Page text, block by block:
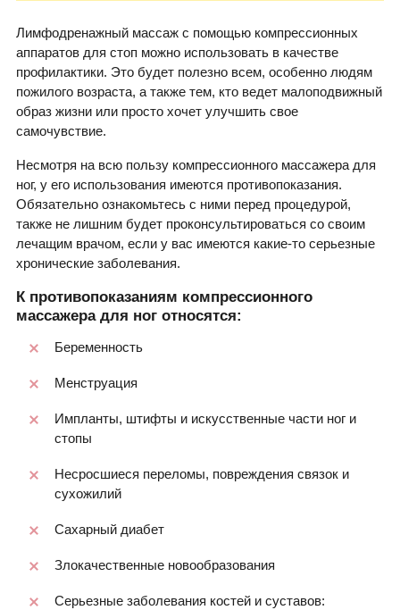
Лимфодренажный массаж с помощью компрессионных
аппаратов для стоп можно использовать в качестве
профилактики. Это будет полезно всем, особенно людям
пожилого возраста, а также тем, кто ведет малоподвижный
образ жизни или просто хочет улучшить свое
самочувствие.
Несмотря на всю пользу компрессионного массажера для
ног, у его использования имеются противопоказания.
Обязательно ознакомьтесь с ними перед процедурой,
также не лишним будет проконсультироваться со своим
лечащим врачом, если у вас имеются какие-то серьезные
хронические заболевания.
К противопоказаниям компрессионного
массажера для ног относятся:
Беременность
Менструация
Импланты, штифты и искусственные части ног и
стопы
Несросшиеся переломы, повреждения связок и
сухожилий
Сахарный диабет
Злокачественные новообразования
Серьезные заболевания костей и суставов: